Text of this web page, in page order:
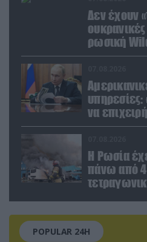
Δεν έχουν
ρωσική
πλήγματα
υπηρεσίες:
να
Η Ρωσία
πάνω από
POPULAR 24H